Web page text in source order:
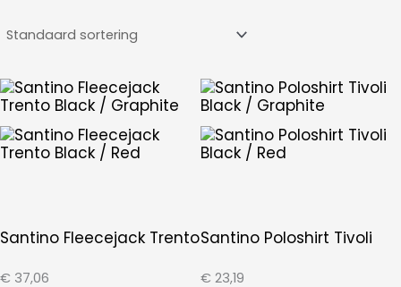
Santino Fleecejack Trento
€ 37,06
Santino Poloshirt Tivoli
€ 23,19